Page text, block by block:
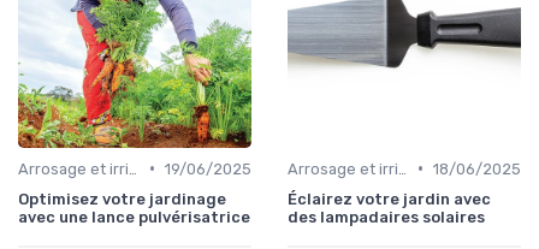
• 19/06/2025
Optimisez votre jardinage
avec une lance pulvérisatrice
• 18/06/2025
Éclairez votre jardin avec
des lampadaires solaires